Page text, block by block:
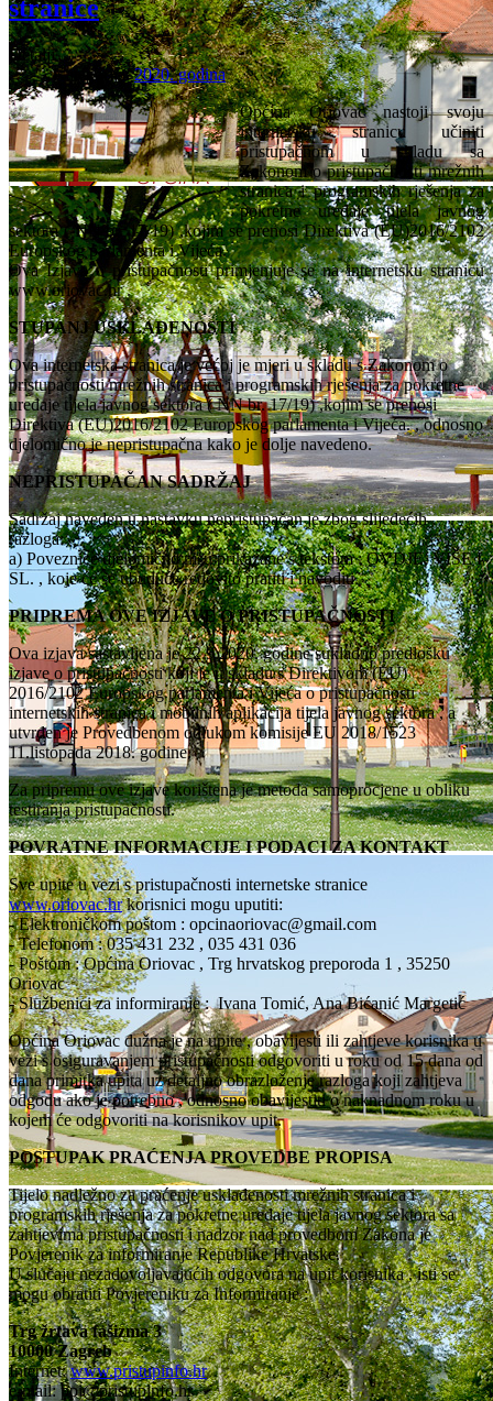
stranice
Detalji
Kategorija:2020. godina
Općina Oriovac nastoji svoju
internetsku stranicu učiniti
pristupačnom u skladu sa
Zakonom o pristupačnosti mrežnih
stranica i programskih rješenja za
pokretne uređaje tijela javnog
sektora ( NN br. 17/19) ,kojim se prenosi Direktiva (EU)2016/2102
Europskog parlamenta i Vijeća.
Ova Izjava o pristupačnosti primjenjuje se na internetsku stranicu
www.oriovac.hr .
STUPANJ USKLAĐENOSTI
Ova internetska stranica je većoj je mjeri u skladu s Zakonom o
pristupačnosti mrežnih stranica i programskih rješenja za pokretne
uređaje tijela javnog sektora ( NN br. 17/19) ,kojim se prenosi
Direktiva (EU)2016/2102 Europskog parlamenta i Vijeća. , odnosno
djelomično je nepristupačna kako je dolje navedeno.
NEPRISTUPAČAN SADRŽAJ
Sadržaj naveden u nastavku nepristupačan je zbog slijedećih
razloga:
a) Poveznice djelomično nisu prikazane s tekstom : OVDJE, VIŠE I
SL. , koje će se ubuduće redovito pratiti i navoditi.
PRIPREMA OVE IZJAVE O PRISTUPAČNOSTI
Ova izjava sastavljena je 22.9.2020. godine sukladno predlošku
izjave o pristupačnosti koji je u skladu s Direktivom (EU)
2016/2102 Europskog parlamenta i Vijeća o pristupačnosti
internetskih stranica i mobilnih aplikacija tijela javnog sektora , a
utvrđen je Provedbenom odlukom komisije EU 2018/1523
11.listopada 2018. godine.
Za pripremu ove izjave korištena je metoda samoprocjene u obliku
testiranja pristupačnosti.
POVRATNE INFORMACIJE I PODACI ZA KONTAKT
Sve upite u vezi s pristupačnosti internetske stranice
www.oriovac.hrkorisnici mogu uputiti:
- Elektroničkom poštom : opcinaoriovac@gmail.com
- Telefonom : 035 431 232 , 035 431 036
- Poštom : Općina Oriovac , Trg hrvatskog preporoda 1 , 35250
Oriovac
- Službenici za informiranje : Ivana Tomić, Ana Bićanić Margetić
Općina Oriovac dužna je na upite , obavijesti ili zahtjeve korisnika u
vezi s osiguravanjem pristupačnosti odgovoriti u roku od 15 dana od
dana primitka upita uz detaljno obrazloženje razloga koji zahtjeva
odgodu ako je potrebno , odnosno obavijestiti o naknadnom roku u
kojem će odgovoriti na korisnikov upit.
POSTUPAK PRAĆENJA PROVEDBE PROPISA
Tijelo nadležno za praćenje usklađenosti mrežnih stranica i
programskih rješenja za pokretne uređaje tijela javnog sektora sa
zahtjevima pristupačnosti i nadzor nad provedbom Zakona je
Povjerenik za informiranje Republike Hrvatske.
U slučaju nezadovoljavajućih odgovora na upit korisnika , isti se
mogu obratiti Povjereniku za Informiranje :
Trg žrtava fašizma 3
10000 Zagreb
Internet:www.pristupinfo.hr
e-mail:ppi@pristupinfo.hr